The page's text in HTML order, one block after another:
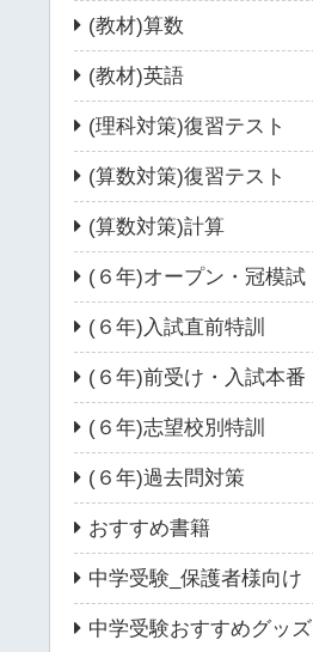
(教材)算数
(教材)英語
(理科対策)復習テスト
(算数対策)復習テスト
(算数対策)計算
(６年)オープン・冠模試
(６年)入試直前特訓
(６年)前受け・入試本番
(６年)志望校別特訓
(６年)過去問対策
おすすめ書籍
中学受験_保護者様向け
中学受験おすすめグッズ